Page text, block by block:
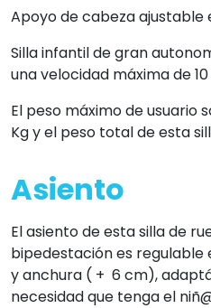
Apoyo de cabeza ajustable
Silla infantil de gran
una velocidad máxima de
El peso máximo de usuario
Kg y el peso total de esta
Asiento
El asiento de esta silla de
bipedestación es regulable
y anchura ( + 6 cm),
necesidad que tenga el